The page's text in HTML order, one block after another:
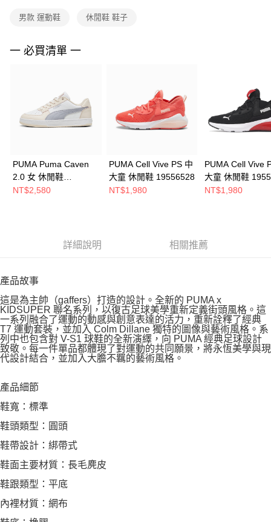
權轉讓予恩沛科技股份有限公司。
３．未成年的使用者請事先徵得法定代理人或監護人之同意方可使用
「AFTEE先享後付」，若未經同意申辦者引起之損失，本公司不負相關責
時審查核予不同之上限額度；若仍有額度不足之情形，本公司將視審查結果
請求用戶進行身份認證。
５．嚴禁一人註冊多個帳號或使用他人資訊註冊。若發現惡意使用之情形，
恩沛科技股份有限公司將有權停止該用戶之使用額度並採取法律行動。
男款 運動鞋 休閒鞋 鞋子
一 必買清單 一
PUMA Puma Caven
2.0 女 休閒鞋
39229026
NT$2,580
PUMA Cell Vive PS 中
大童 休閒鞋 19556528
NT$1,980
PUMA Cell Vive
大童 休閒鞋
NT$1,980
詳細說明 相關推薦
產品故事
這是為主帥（gaffers）打造的設計。全新的 PUMA x
KIDSUPER 聯名系列，以復古足球美學重新定義街頭風格。這
一系列融合了運動的動感與創意表達的活力，重新詮釋了經典
T7 運動套裝，並加入 Colm Dillane 獨特的圖像與藝術風格。系
列中也包含對 V-S1 球鞋的全新演繹，向 PUMA 經典足球設計
致敬。每一件單品都體現了對運動的共同願景，將永恆美學與現
代設計結合，並加入大膽不羈的藝術風格。
產品細節
鞋寬：標準
鞋頭類型：圓頭
鞋帶設計：綁帶式
鞋面主要材質：長毛麂皮
鞋跟類型：平底
內裡材質：網布